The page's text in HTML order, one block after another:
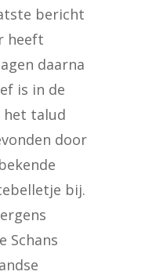
bericht
heeft
daarna
is in de
het talud
door
bij.
Schans